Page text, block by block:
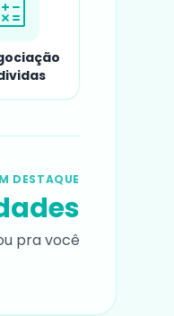
DESTAQUE
pra você